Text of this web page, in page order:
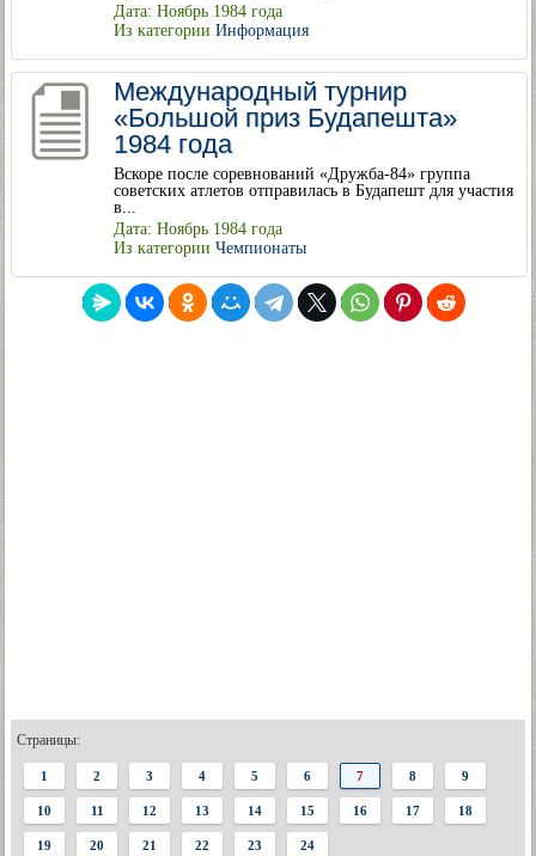
Дата: Ноябрь 1984 года
Из категории Информация
Международный турнир
«Большой приз Будапешта»
1984 года
Вскоре после соревнований «Дружба-84» группа
советских атлетов отправилась в Будапешт для участия
в...
Дата: Ноябрь 1984 года
Из категории Чемпионаты
Страницы:
1 2 3 4 5 6 7 8 9
10 11 12 13 14 15 16 17 18
19 20 21 22 23 24